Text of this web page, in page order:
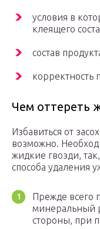
условия в
клеящего
состав
корректность
Чем оттереть
Избавиться от
возможно.
жидкие гвозди,
способа удаления
Прежде всего
минеральный
стороны, при